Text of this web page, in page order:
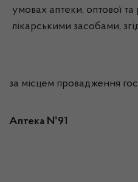
умовах аптеки, оптової та
лікарськими засобами,
за місцем провадження
Аптека №91